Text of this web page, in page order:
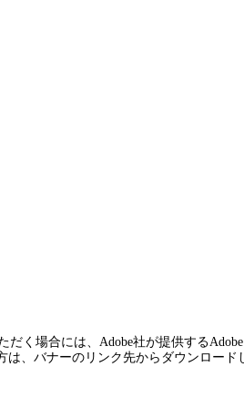
く場合には、Adobe社が提供するAdobe
は、バナーのリンク先からダウンロー